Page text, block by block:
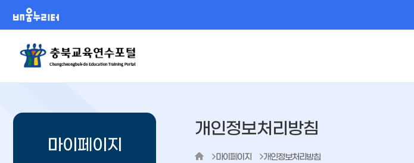
마이페이지
개인정보처리방침
마이페이지 개인정보처리방침